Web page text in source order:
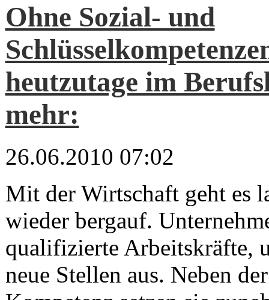
Ohne Sozial- und
heutzutage im
mehr:
26.06.2010 07:02
Mit der Wirtschaft geht es
wieder bergauf.
qualifizierte Arbeitskräfte,
neue Stellen aus. Neben